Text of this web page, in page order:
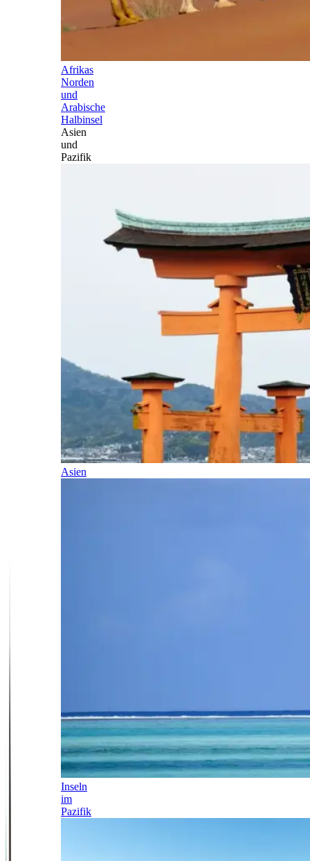
Afrikas
Norden
und
Arabische
Halbinsel
Asien
und
Pazifik
Asien
Inseln
im
Pazifik